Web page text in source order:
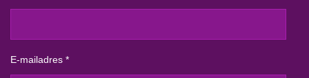
E-mailadres *